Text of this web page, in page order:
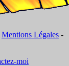
Mentions Légales -
moi